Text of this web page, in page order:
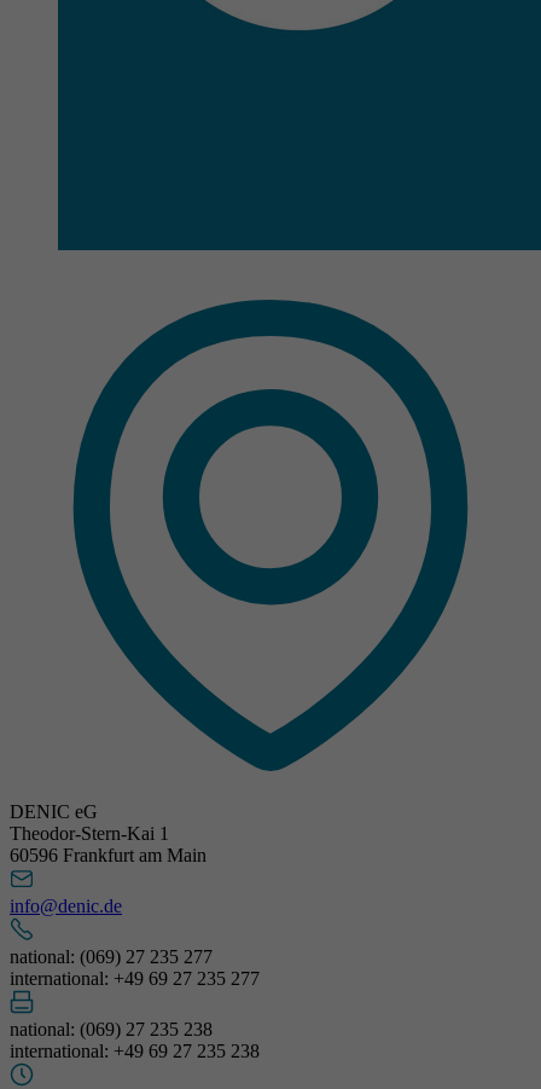
DENIC eG
Theodor-Stern-Kai 1
60596 Frankfurt am Main
info@denic.de
national: (069) 27 235 277
international: +49 69 27 235 277
national: (069) 27 235 238
international: +49 69 27 235 238